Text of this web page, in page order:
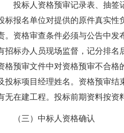
投标人资格预审记录表、抽签
标报名单位对提供的原件真实性
。资格审查条件必须与公告中发
招标办人员现场监督，记分排名
格预审文件中对资格预审不合格
投标项目经理姓名。资格预审
无在建工程。投标前期资料按资
（三）中标人资格确认